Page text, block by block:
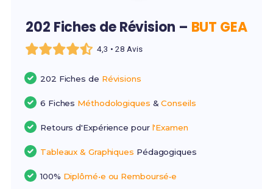
202 Fiches de Révision – BUT GEA
4,3 • 28 Avis
202 Fiches de Révisions
6 Fiches Méthodologiques &Conseils
Retours d'Expérience pour l'Examen
Tableaux & Graphiques Pédagogiques
100% Diplômé•e ou Remboursé•e